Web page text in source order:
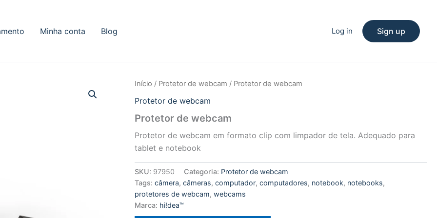
Minha conta Blog Log in Sign up
Início / Protetor de webcam / Protetor de webcam
Protetor de webcam
Protetor de webcam
Protetor de webcam em formato clip com limpador de tela. Adequado para
tablet e notebook
SKU: 97950 Categoria: Protetor de webcam
Tags:câmera,câmeras,computador,computadores, notebook, notebooks,
protetores de webcam,webcams
Marca: hi!dea™